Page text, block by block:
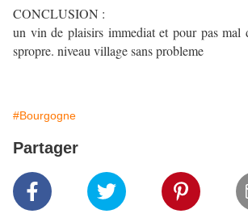
CONCLUSION :
un vin de plaisirs immediat et pour pas mal
spropre. niveau village sans probleme
#Bourgogne
Partager